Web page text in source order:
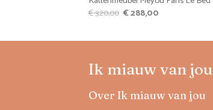
€320,00 Oorspronkelijke
€ 320,00.
€288,00
€ 288,00.
Ik miauw van jou
Over Ik miauw van jou